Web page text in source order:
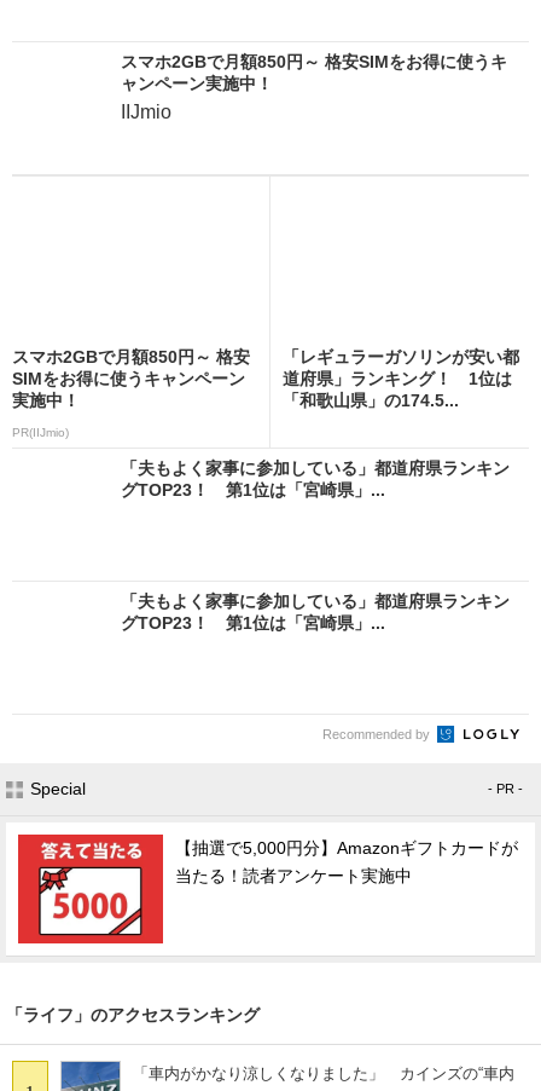
スマホ2GBで月額850円～ 格安SIMをお得に使うキ
ャンペーン実施中！
IIJmio
スマホ2GBで月額850円～ 格安
SIMをお得に使うキャンペーン
実施中！
PR(IIJmio)
「レギュラーガソリンが安い都
道府県」ランキング！ 1位は
「和歌山県」の174.5...
「夫もよく家事に参加している」都道府県ランキン
グTOP23！ 第1位は「宮崎県」...
「夫もよく家事に参加している」都道府県ランキン
グTOP23！ 第1位は「宮崎県」...
Recommended by
Special - PR -
【抽選で5,000円分】Amazonギフトカードが
当たる！読者アンケート実施中
「ライフ」のアクセスランキング
「車内がかなり涼しくなりました」 カインズの“車内